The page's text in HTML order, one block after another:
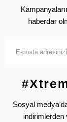
haberdar
Sosyal
indirimlerden